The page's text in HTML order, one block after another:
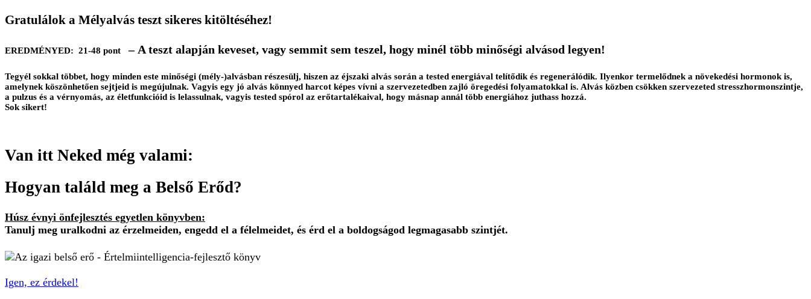
Gratulálok a Mélyalvás teszt sikeres kitöltéséhez!
EREDMÉNYED: 21-48 pont – A teszt alapján keveset, vagy semmit sem teszel, hogy minél több minőségi alvásod legyen!
Tegyél sokkal többet, hogy minden este minőségi (mély-)alvásban részesülj, hiszen az éjszaki alvás során a tested energiával telítődik és regenerálódik. Ilyenkor termelődnek a növekedési hormonok is,
amelynek köszönhetően sejtjeid is megújulnak. Vagyis egy jó alvás könnyed harcot képes vívni a szervezetedben zajló öregedési folyamatokkal is. Alvás közben csökken szervezeted stresszhormonszintje,
a pulzus és a vérnyomás, az életfunkcióid is lelassulnak, vagyis tested spórol az erőtartalékaival, hogy másnap annál több energiához juthass hozzá.
Sok sikert!
Van itt Neked még valami:
Hogyan találd meg a Belső Erőd?
Húsz évnyi önfejlesztés egyetlen könyvben:
Tanulj meg uralkodni az érzelmeiden, engedd el a félelmeidet, és érd el a boldogságod legmagasabb szintjét.
Igen, ez érdekel!